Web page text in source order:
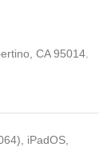
CA 95014.
iPadOS,